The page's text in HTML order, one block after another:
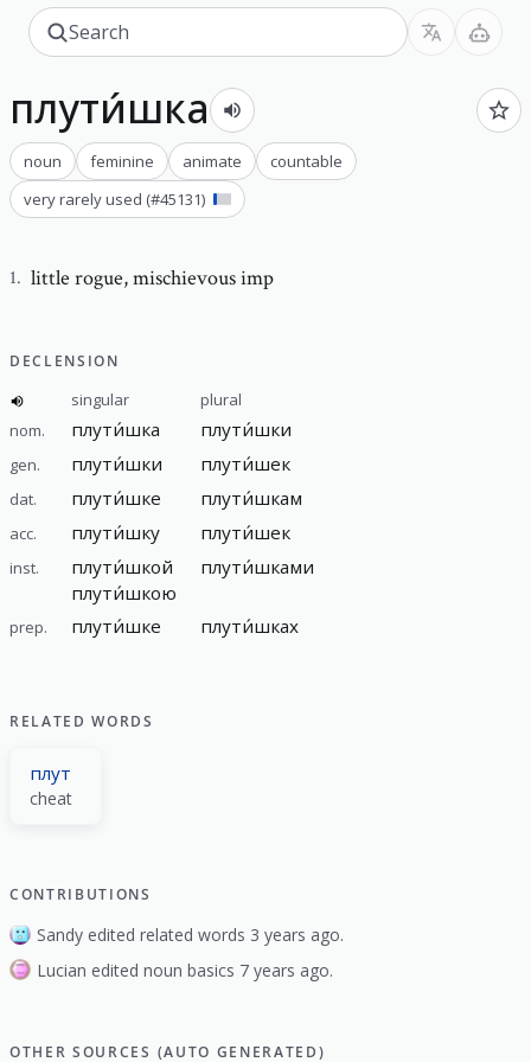
плути́шка
noun feminine animate
countable
very rarely used (#45131)
1. little rogue,mischievous imp
DECLENSION
singular
plural
nom.
плути́шка плути́шки
gen. плути́шки плути́шек
dat. плути́шке плути́шкам
acc. плути́шку плути́шек
inst.
плути́шкой
плути́шкою
плути́шками
prep. плути́шке плути́шках
RELATED WORDS
плут
cheat
CONTRIBUTIONS
Sandy edited related words 3 years ago.
Lucian edited noun basics 7 years ago.
OTHER SOURCES (AUTO GENERATED)